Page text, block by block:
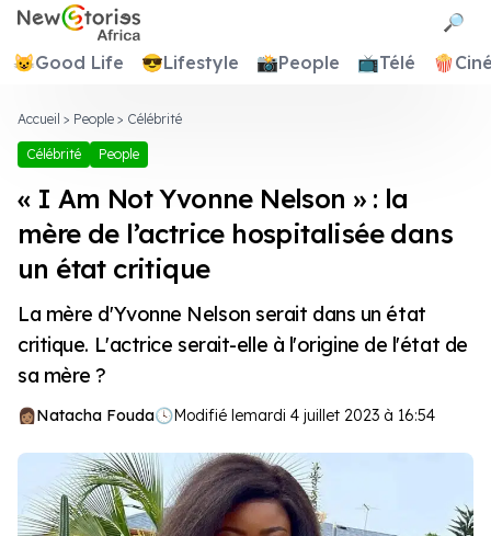
Newstories Africa
🔎
😺Good Life 😎Lifestyle 📸People 📺Télé 🍿
Accueil > People > Célébrité
Célébrité People
« I Am Not Yvonne Nelson » : la
mère de l’actrice hospitalisée dans
un état critique
La mère d'Yvonne Nelson serait dans un état
critique. L'actrice serait-elle à l'origine de l'état de
sa mère ?
Natacha Fouda🕓Modifié lemardi 4 juillet 2023 à 16:54